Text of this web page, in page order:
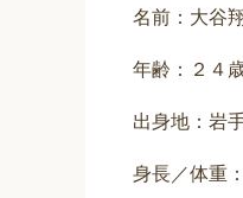
名前：大谷
年齢：２４
出身地：岩
身長／体重